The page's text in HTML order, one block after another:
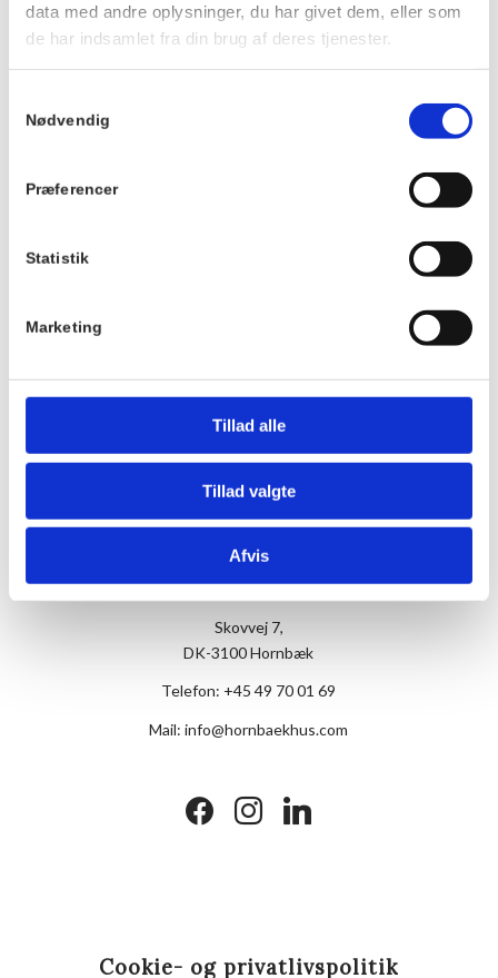
data med andre oplysninger, du har givet dem, eller som
de har indsamlet fra din brug af deres tjenester.
Nødvendig
Præferencer
Statistik
Marketing
Tillad alle
Tillad valgte
Afvis
Tidspunkt:
10:00 - 12:00
Strikke Café
3100
Telefon
Hotel Hornbækhus
Skovvej 7,
DK-3100 Hornbæk
Telefon: +45 49 70 01 69
Mail:info@hornbaekhus.com
facebookinstagramlinkedin
Cookie- og privatlivspolitik